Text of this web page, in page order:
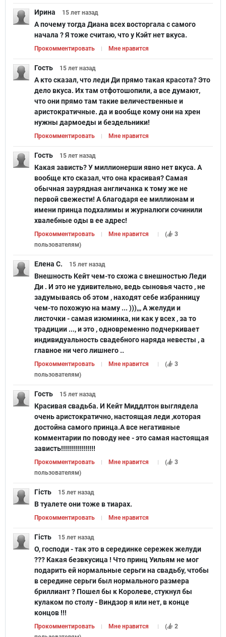
Ирина 15 лет назад
А почему тогда Диана всех восторгала с самого
начала ? Я тоже считаю, что у Кэйт нет вкуса.
Прокомментировать Мне нравится
Гость 15 лет назад
А кто сказал, что леди Ди прямо такая красота? Это
дело вкуса. Их там отфотошопили, а все думают,
что они прямо там такие величественные и
аристократичные. да и вообще кому они на хрен
нужны дармоеды и бездельники!
Прокомментировать Мне нравится
Гость 15 лет назад
Какая зависть? У миллионерши явно нет вкуса. А
вообще кто сказал, что она красивая? Самая
обычная заурядная англичанка к тому же не
первой свежести! А благодаря ее миллионам и
имени принца подхалимы и журналюги сочинили
хвалебные оды в ее адрес!
Прокомментировать Мне нравится (
3
пользователям)
Елена С. 15 лет назад
Внешность Кейт чем-то схожа с внешностью Леди
Ди . И это не удивительно, ведь сыновья часто , не
задумываясь об этом , находят себе избранницу
чем-то похожую на маму ... ))),,, А желуди и
листочки - самая изюминка, ни как у всех , за то
традиции ..., и это , одновременно подчеркивает
индивидуальность свадебного наряда невесты , а
главное ни чего лишнего ..
Прокомментировать Мне нравится (
3
пользователям)
Гость 15 лет назад
Красивая свадьба. И Кейт Миддлтон выглядела
очень аристократично, настоящая леди ,которая
достойна самого принца.А все негативные
комментарии по поводу нее - это самая настоящая
зависть!!!!!!!!!!!!!!!!!
Прокомментировать Мне нравится (
3
пользователям)
Гість 15 лет назад
В туалете они тоже в тиарах.
Прокомментировать Мне нравится
Гість 15 лет назад
О, господи - так это в серединке сережек желуди
??? Какая безвкусица ! Что принц Уильям не мог
подарить ей нормальные серьги на свадьбу, чтобы
в середине серьги был нормального размера
бриллиант ? Пошел бы к Королеве, стукнул бы
кулаком по столу - Виндзор я или нет, в конце
концов !!!
Прокомментировать Мне нравится (
2